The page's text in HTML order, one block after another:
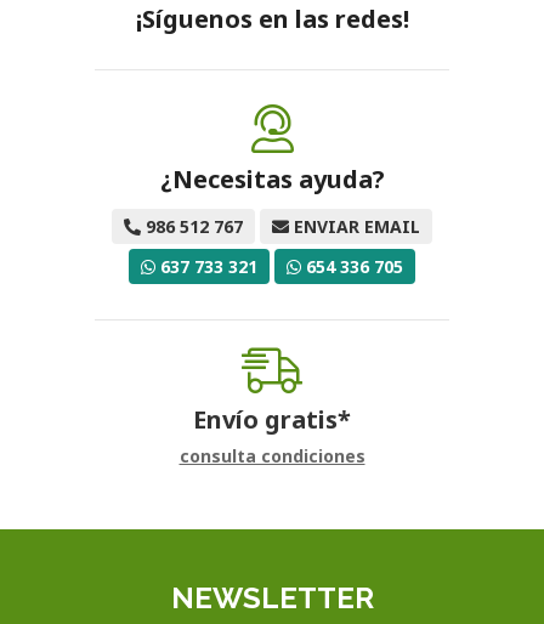
¡Síguenos en las redes!
¿Necesitas ayuda?
986 512 767
ENVIAR EMAIL
637 733 321
654 336 705
Envío gratis*
consulta condiciones
NEWSLETTER